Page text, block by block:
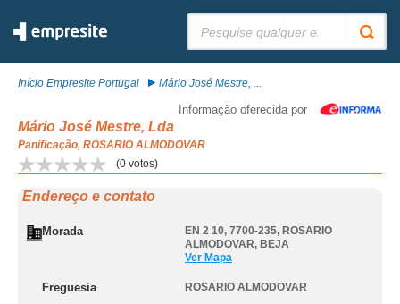
Início Empresite Portugal Mário José Mestre, ...
Informação oferecida por
Mário José Mestre, Lda
Panificação, ROSARIO ALMODOVAR
(0 votos)
Endereço e contato
Morada EN 2 10, 7700-235, ROSARIO
ALMODOVAR, BEJA
Ver Mapa
Freguesia ROSARIO ALMODOVAR